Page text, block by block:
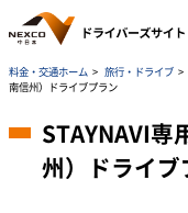
料金・交通ホーム > 旅行・ドライブ >
南信州）ドライブプラン
STAYNAVI専
州）ドライブ